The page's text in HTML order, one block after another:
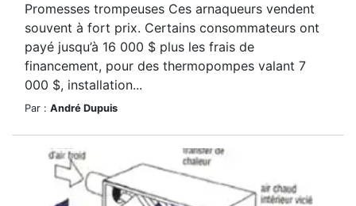
Promesses trompeuses Ces arnaqueurs vendent
souvent à fort prix. Certains consommateurs ont
payé jusqu’à 16 000 $ plus les frais de
financement, pour des thermopompes valant 7
000 $, installation...
Par : André Dupuis